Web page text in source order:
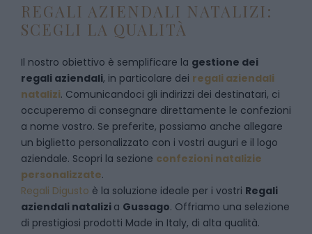
REGALI AZIENDALI NATALIZI:
SCEGLI LA QUALITÀ
Il nostro obiettivo è semplificare la gestione dei
regali aziendali, in particolare dei regali aziendali
natalizi. Comunicandoci gli indirizzi dei destinatari, ci
occuperemo di consegnare direttamente le confezioni
a nome vostro. Se preferite, possiamo anche allegare
un biglietto personalizzato con i vostri auguri e il logo
aziendale. Scopri la sezione confezioni natalizie
personalizzate.
Regali Digusto è la soluzione ideale per i vostri Regali
aziendali natalizi a Gussago. Offriamo una selezione
di prestigiosi prodotti Made in Italy, di alta qualità.